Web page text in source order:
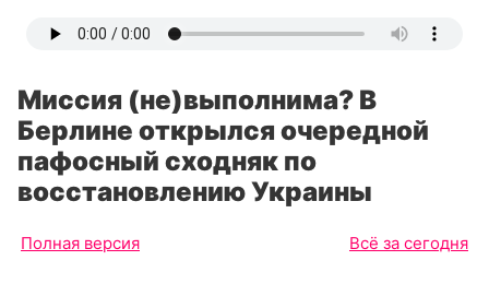
Миссия (не)выполнима? В
Берлине открылся очередной
пафосный сходняк по
восстановлению Украины
Полная версия Всё за сегодня